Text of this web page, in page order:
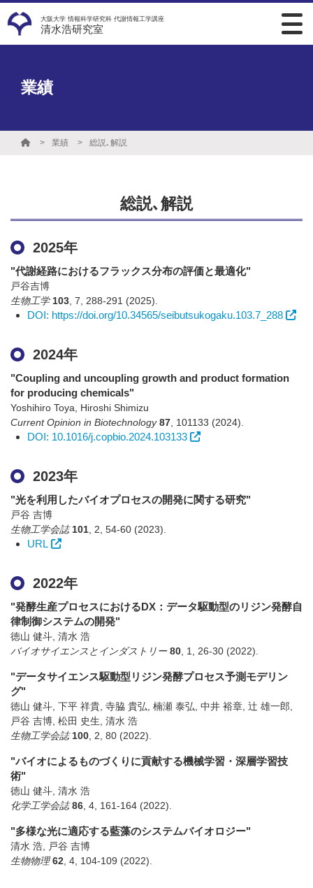
大阪大学 情報科学研究科 代謝情報工学講座
清水浩研究室
業績
業績 総説､解説
総説､解説
2025年
"代謝経路におけるフラックス分布の評価と最適化"
戸谷吉博
生物工学 103 7 288-291 (2025)
DOI: https://doi.org/10.34565/seibutsukogaku.103.7_288
2024年
"Coupling and uncoupling growth and product formation
for producing chemicals"
Yoshihiro Toya, Hiroshi Shimizu
Current Opinion in Biotechnology 87 101133 (2024)
DOI: 10.1016/j.copbio.2024.103133
2023年
"光を利用したバイオプロセスの開発に関する研究"
戸谷 吉博
生物工学会誌 101 2 54-60 (2023)
URL
2022年
"発酵生産プロセスにおけるDX：データ駆動型のリジン発酵自
律制御システムの開発"
徳山 健斗, 清水 浩
バイオサイエンスとインダストリー 80 1 26-30 (2022)
"データサイエンス駆動型リジン発酵プロセス予測モデリン
グ"
徳山 健斗, 下平 祥貴, 寺脇 貴弘, 楠瀬 泰弘, 中井 裕章, 辻 雄一郎,
戸谷 吉博, 松田 史生, 清水 浩
生物工学会誌 100 2 80 (2022)
"バイオによるものづくりに貢献する機械学習・深層学習技
術"
徳山 健斗, 清水 浩
化学工学会誌 86 4 161-164 (2022)
"多様な光に適応する藍藻のシステムバイオロジー"
清水 浩, 戸谷 吉博
生物物理 62 4 104-109 (2022)